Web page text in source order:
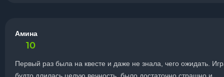
Амина
10
Первый раз была на квесте и даже не знала, чего ожидать.